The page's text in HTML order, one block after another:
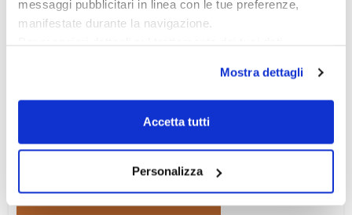
messaggi pubblicitari in linea con le tue preferenze,
manifestate durante la navigazione.
scelte privacy sui cookie, ti invitiamo a prendere visione
dell’informativa cookie.
Chiudendo il banner tramite la “X” prosegui la
dei soli cookie tecnici. Selezionando “Accetta tutti” presti
il tuo consenso alla profilazione che potrai revocare in
ogni momentoRevoca
Mostra dettagli
Accetta tutti
Personalizza